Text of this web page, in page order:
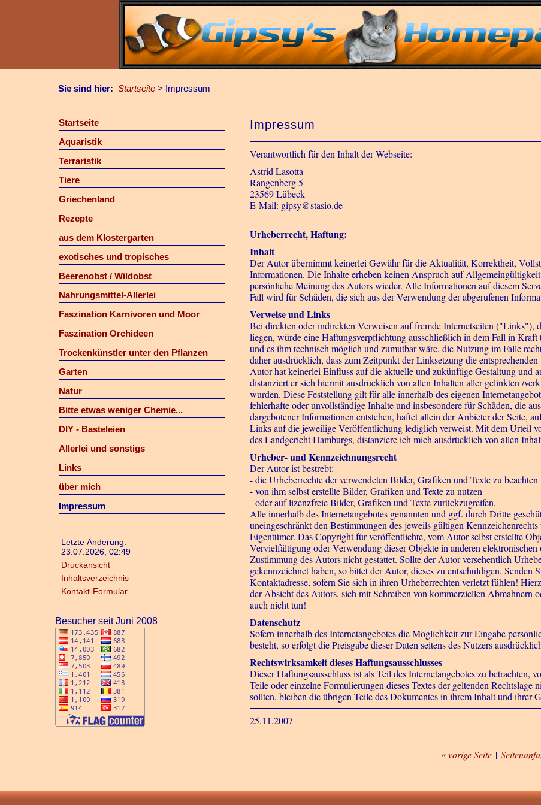
Sie sind hier: Startseite > Impressum
Startseite
Aquaristik
Terraristik
Tiere
Griechenland
Rezepte
aus dem Klostergarten
exotisches und tropisches
Beerenobst / Wildobst
Nahrungsmittel-Allerlei
Faszination Karnivoren und Moor
Faszination Orchideen
Trockenkünstler unter den Pflanzen
Garten
Natur
Bitte etwas weniger Chemie...
DIY - Basteleien
Allerlei und sonstigs
Links
über mich
Impressum
Letzte Änderung:
23.07.2026, 02:49
Druckansicht
Inhaltsverzeichnis
Kontakt-Formular
Besucher seit Juni 2008
Impressum
Verantwortlich für den Inhalt der Webseite:
Astrid Lasotta
Rangenberg 5
23569 Lübeck
E-Mail: gipsy@stasio.de
Urheberrecht, Haftung:
Inhalt
Der Autor übernimmt keinerlei Gewähr für die Aktualität, Korrektheit,
Informationen. Die Inhalte erheben keinen Anspruch auf
persönliche Meinung des Autors wieder. Alle Informationen auf diesem
Fall wird für Schäden, die sich aus der Verwendung der abgerufenen
Verweise und Links
Bei direkten oder indirekten Verweisen auf fremde Internetseiten ("Links"),
liegen, würde eine Haftungsverpflichtung ausschließlich in dem Fall in
und es ihm technisch möglich und zumutbar wäre, die Nutzung im Falle
daher ausdrücklich, dass zum Zeitpunkt der Linksetzung die
Autor hat keinerlei Einfluss auf die aktuelle und zukünftige Gestaltung und
distanziert er sich hiermit ausdrücklich von allen Inhalten aller gelinkten /
wurden. Diese Feststellung gilt für alle innerhalb des eigenen
fehlerhafte oder unvollständige Inhalte und insbesondere für Schäden, die
dargebotener Informationen entstehen, haftet allein der Anbieter der Seite,
Links auf die jeweilige Veröffentlichung lediglich verweist. Mit dem Urteil
des Landgericht Hamburgs, distanziere ich mich ausdrücklich von allen
Urheber- und Kennzeichnungsrecht
Der Autor ist bestrebt:
- die Urheberrechte der verwendeten Bilder, Grafiken und Texte zu beachten
- von ihm selbst erstellte Bilder, Grafiken und Texte zu nutzen
- oder auf lizenzfreie Bilder, Grafiken und Texte zurückzugreifen.
Alle innerhalb des Internetangebotes genannten und ggf. durch Dritte
uneingeschränkt den Bestimmungen des jeweils gültigen
Eigentümer. Das Copyright für veröffentlichte, vom Autor selbst erstellte
Vervielfältigung oder Verwendung dieser Objekte in anderen
Zustimmung des Autors nicht gestattet. Sollte der Autor versehentlich
gekennzeichnet haben, so bittet der Autor, dieses zu entschuldigen. Senden
Kontaktadresse, sofern Sie sich in ihren Urheberrechten verletzt fühlen!
der Absicht des Autors, sich mit Schreiben von kommerziellen Abmahnern
auch nicht tun!
Datenschutz
Sofern innerhalb des Internetangebotes die Möglichkeit zur Eingabe
besteht, so erfolgt die Preisgabe dieser Daten seitens des Nutzers
Rechtswirksamkeit dieses Haftungsausschlusses
Dieser Haftungsausschluss ist als Teil des Internetangebotes zu betrachten,
Teile oder einzelne Formulierungen dieses Textes der geltenden
sollten, bleiben die übrigen Teile des Dokumentes in ihrem Inhalt und ihrer
25.11.2007
« vorige Seite |